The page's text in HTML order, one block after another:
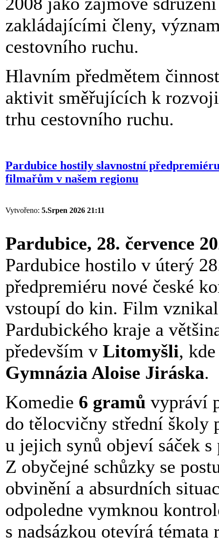
zakládajícími členy,
cestovního ruchu.
Hlavním předmětem
aktivit směřujících k rozvoji
trhu cestovního ruchu.
Pardubice hostily slavnostní
filmařům v našem regionu
Vytvořeno: 5.Srpen 2026 21:11
Pardubice, 28. července
Pardubice hostilo v úterý
předpremiéru nové české
vstoupí do kin. Film
Pardubického kraje a
především v Litomyšli,
Gymnázia Aloise Jiráska.
Komedie 6 gramů vypráví
do tělocvičny střední školy
u jejich synů objeví sáček
Z obyčejné schůzky se
obvinění a absurdních
odpoledne vymknou
s nadsázkou otevírá